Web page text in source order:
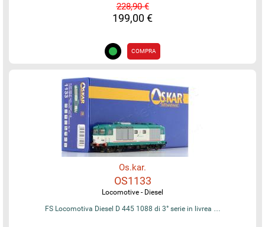
228,90 €
199,00 €
COMPRA
Os.kar.
OS1133
Locomotive - Diesel
FS Locomotiva Diesel D 445 1088 di 3° serie in livrea …